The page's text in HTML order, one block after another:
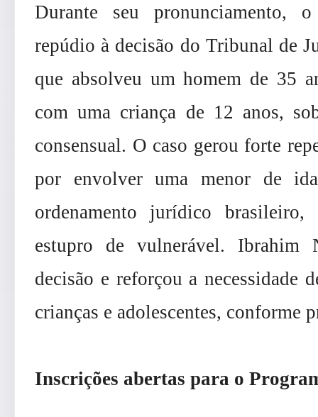
Durante seu pronunciamento,
repúdio à decisão do Tribunal de
que absolveu um homem de 35
com uma criança de 12 anos,
consensual. O caso gerou forte
por envolver uma menor de
ordenamento jurídico
estupro de vulnerável. Ibrahim
decisão e reforçou a necessidade
crianças e adolescentes, conforme
Inscrições abertas para o